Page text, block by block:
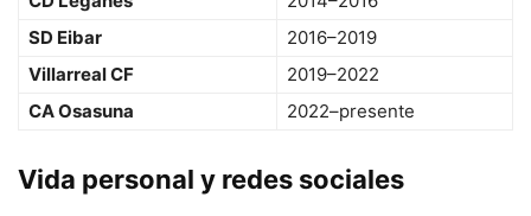
SD Eibar
2016–2019
Villarreal CF
2019–2022
CA Osasuna
2022–presente
Vida personal y redes sociales